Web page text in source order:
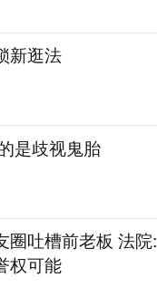
新逛法
是歧视鬼胎
圈吐槽前老板 法院:
权可能